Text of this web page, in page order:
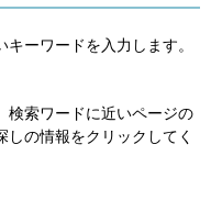
ーワードを入力します。
検索ワードに近いページの
の情報をクリックしてく